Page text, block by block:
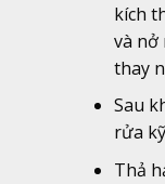
kích
và nở
thay
Sau
rửa
Thả